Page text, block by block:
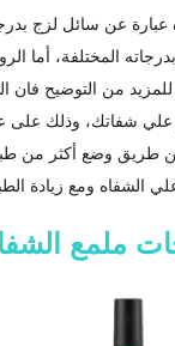
عن سائل لزج
المختلفة، أما
من التوضيح فان
شفاتك، وذلك على
طريق وضع أكثر من
الشفاه ومع زيادة
ملمع